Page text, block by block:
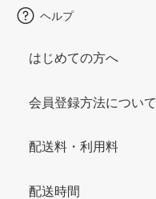
ヘルプ
はじめての方へ
会員登録方法について
配送料・利用料
配送時間